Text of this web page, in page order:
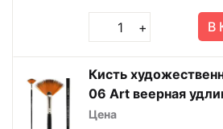
+ В
Кисть
06 Art веерная
деревянная ручка
Цена